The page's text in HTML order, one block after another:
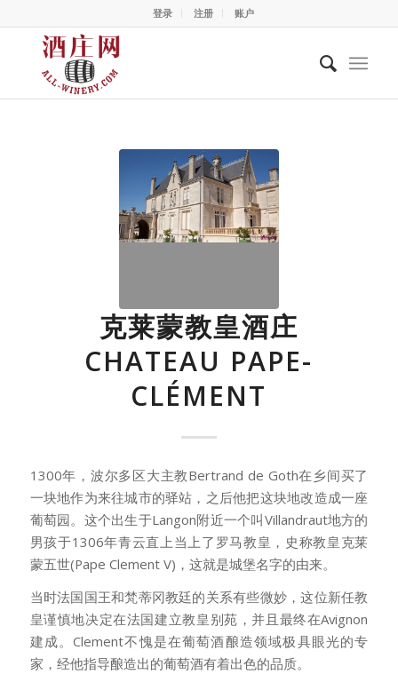
登录 注册 账户
克莱蒙教皇酒庄
CHATEAU PAPE-
CLÉMENT
1300年，波尔多区大主教Bertrand de Goth在乡间买了
一块地作为来往城市的驿站，之后他把这块地改造成一座
葡萄园。这个出生于Langon附近一个叫Villandraut地方的
男孩于1306年青云直上当上了罗马教皇，史称教皇克莱
蒙五世(Pape Clement V)，这就是城堡名字的由来。
当时法国国王和梵蒂冈教廷的关系有些微妙，这位新任教
皇谨慎地决定在法国建立教皇别苑，并且最终在Avignon
建成。Clement不愧是在葡萄酒酿造领域极具眼光的专
家，经他指导酿造出的葡萄酒有着出色的品质。